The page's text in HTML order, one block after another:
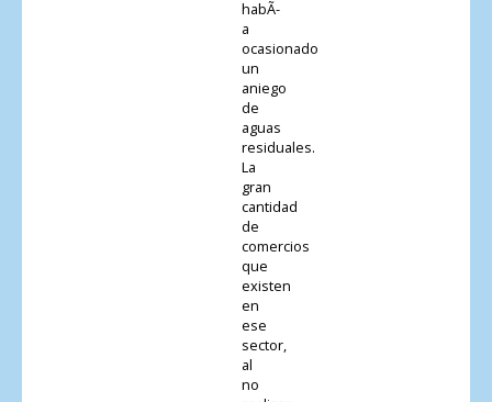
habÃ­
a
ocasionado
un
aniego
de
aguas
residuales.
La
gran
cantidad
de
comercios
que
existen
en
ese
sector,
al
no